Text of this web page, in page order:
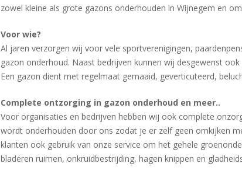
zowel kleine als grote gazons onderhouden in Wijnegem en
Voor wie?
Al jaren verzorgen wij voor vele sportverenigingen,
gazon onderhoud. Naast bedrijven kunnen wij desgewenst
Een gazon dient met regelmaat gemaaid, geverticuteerd,
Complete ontzorging in gazon onderhoud en meer..
Voor organisaties en bedrijven hebben wij ook complete
wordt onderhouden door ons zodat je er zelf geen omkijken
klanten ook gebruik van onze service om het gehele
bladeren ruimen, onkruidbestrijding, hagen knippen en